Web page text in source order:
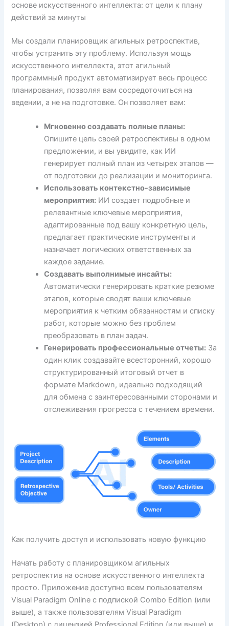
основе искусственного интеллекта: от цели к плану
действий за минуты
Мы создали планировщик агильных ретроспектив,
чтобы устранить эту проблему. Используя мощь
искусственного интеллекта, этот агильный
программный продукт автоматизирует весь процесс
планирования, позволяя вам сосредоточиться на
ведении, а не на подготовке. Он позволяет вам:
Мгновенно создавать полные планы:
Опишите цель своей ретроспективы в одном
предложении, и вы увидите, как ИИ
генерирует полный план из четырех этапов —
от подготовки до реализации и мониторинга.
Использовать контекстно-зависимые
мероприятия: ИИ создает подробные и
релевантные ключевые мероприятия,
адаптированные под вашу конкретную цель,
предлагает практические инструменты и
назначает логических ответственных за
каждое задание.
Создавать выполнимые инсайты:
Автоматически генерировать краткие резюме
этапов, которые сводят ваши ключевые
мероприятия к четким обязанностям и списку
работ, которые можно без проблем
преобразовать в план задач.
Генерировать профессиональные отчеты: За
один клик создавайте всесторонний, хорошо
структурированный итоговый отчет в
формате Markdown, идеально подходящий
для обмена с заинтересованными сторонами и
отслеживания прогресса с течением времени.
Как получить доступ и использовать новую функцию
Начать работу с планировщиком агильных
ретроспектив на основе искусственного интеллекта
просто. Приложение доступно всем пользователям
Visual Paradigm Online с подпиской Combo Edition (или
выше), а также пользователям Visual Paradigm